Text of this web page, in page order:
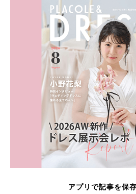
アプリで記事を保